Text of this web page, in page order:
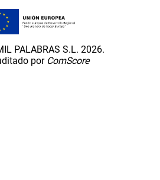
PALABRAS S.L. 2026.
por ComScore